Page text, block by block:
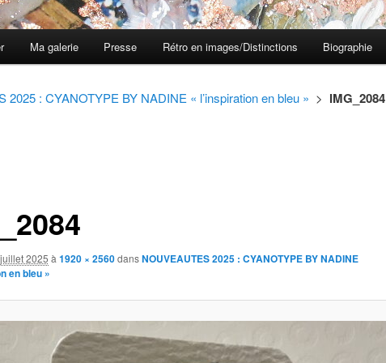
Ma galerie Presse Rétro en images/Distinctions Biographie
2025 : CYANOTYPE BY NADINE « l’inspiration en bleu » > IMG_2084
2025 à 1920 × 2560dansNOUVEAUTES 2025 : CYANOTYPE BY NADINE
en bleu »